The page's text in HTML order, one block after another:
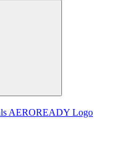
AEROREADY Logo